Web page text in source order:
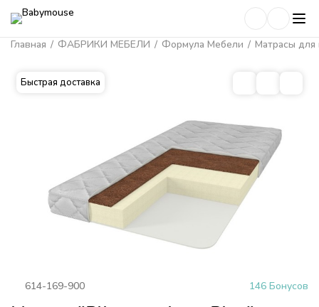
Главная / ФАБРИКИ МЕБЕЛИ / Формула Мебели / Матрасы
Быстрая доставка
614-169-900 146 Бонусов